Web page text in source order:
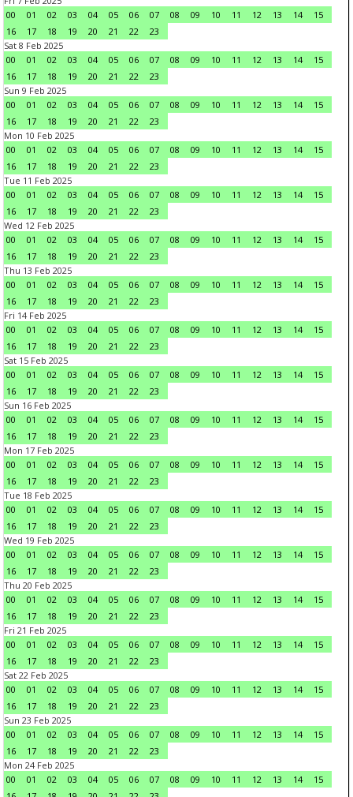
00
01 02 03 04 05 06 07 08 09 10 11 12 13 14
15
16
17 18 19 20 21 22
23
Sat 8 Feb 2025
00
01 02 03 04 05 06 07 08 09 10 11 12 13 14
15
16
17 18 19 20 21 22
23
Sun 9 Feb 2025
00
01 02 03 04 05 06 07 08 09 10 11 12 13 14
15
16
17 18 19 20 21 22
23
Mon 10 Feb 2025
00
01 02 03 04 05 06 07 08 09 10 11 12 13 14
15
16
17 18 19 20 21 22
23
Tue 11 Feb 2025
00
01 02 03 04 05 06 07 08 09 10 11 12 13 14
15
16
17 18 19 20 21 22
23
Wed 12 Feb 2025
00
01 02 03 04 05 06 07 08 09 10 11 12 13 14
15
16
17 18 19 20 21 22
23
Thu 13 Feb 2025
00
01 02 03 04 05 06 07 08 09 10 11 12 13 14
15
16
17 18 19 20 21 22
23
Fri 14 Feb 2025
00
01 02 03 04 05 06 07 08 09 10 11 12 13 14
15
16
17 18 19 20 21 22
23
Sat 15 Feb 2025
00
01 02 03 04 05 06 07 08 09 10 11 12 13 14
15
16
17 18 19 20 21 22
23
Sun 16 Feb 2025
00
01 02 03 04 05 06 07 08 09 10 11 12 13 14
15
16
17 18 19 20 21 22
23
Mon 17 Feb 2025
00
01 02 03 04 05 06 07 08 09 10 11 12 13 14
15
16
17 18 19 20 21 22
23
Tue 18 Feb 2025
00
01 02 03 04 05 06 07 08 09 10 11 12 13 14
15
16
17 18 19 20 21 22
23
Wed 19 Feb 2025
00
01 02 03 04 05 06 07 08 09 10 11 12 13 14
15
16
17 18 19 20 21 22
23
Thu 20 Feb 2025
00
01 02 03 04 05 06 07 08 09 10 11 12 13 14
15
16
17 18 19 20 21 22
23
Fri 21 Feb 2025
00
01 02 03 04 05 06 07 08 09 10 11 12 13 14
15
16
17 18 19 20 21 22
23
Sat 22 Feb 2025
00
01 02 03 04 05 06 07 08 09 10 11 12 13 14
15
16
17 18 19 20 21 22
23
Sun 23 Feb 2025
00
01 02 03 04 05 06 07 08 09 10 11 12 13 14
15
16
17 18 19 20 21 22
23
Mon 24 Feb 2025
00
01 02 03 04 05 06 07 08 09 10 11 12 13 14
15